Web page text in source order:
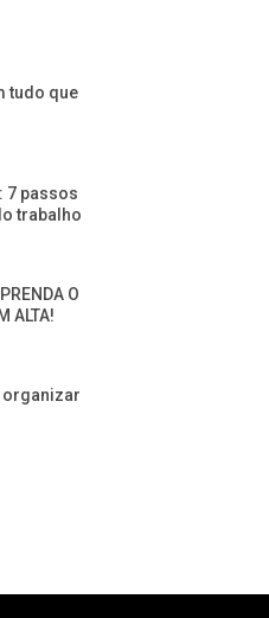
tudo que
7 passos
trabalho
O
ALTA!
organizar